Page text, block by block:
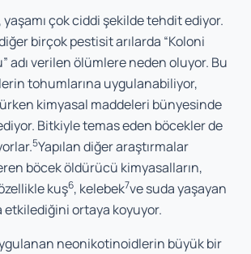
çok ciddi şekilde tehdit ediyor.
birçok pestisit arılarda “Koloni
adı verilen ölümlere neden oluyor. Bu
tohumlarına uygulanabiliyor,
kimyasal maddeleri bünyesinde
Bitkiyle temas eden böcekler de
5Yapılan diğer araştırmalar
böcek öldürücü kimyasalların,
kuş6, kelebek7ve suda yaşayan
etkilediğini ortaya koyuyor.
neonikotinoidlerin büyük bir